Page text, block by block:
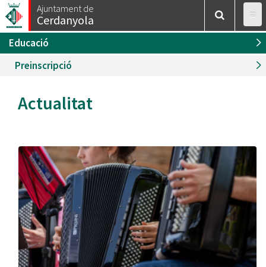
Vés
al
contingut
Ajuntament de
Cerdanyola
Esteu
aquí
Inici Educació
Educació
Preinscripció
Actualitat